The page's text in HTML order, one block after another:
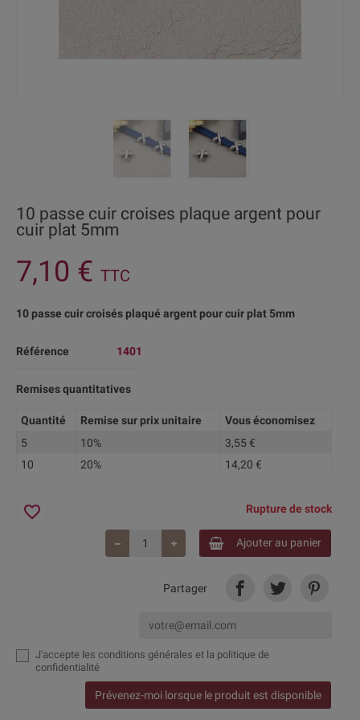
10 passe cuir croises plaque argent pour
cuir plat 5mm
7,10 € TTC
10 passe cuir croisés plaqué argent pour cuir plat 5mm
Référence 1401
Remises quantitatives
Quantité Remise sur prix unitaire
Vous économisez
5
10%
3,55 €
10
20% 14,20 €
Rupture de stock
Ajouter au panier
favorite_border
Partager
J'accepte les conditions générales et la politique de
confidentialité
Prévenez-moi lorsque le produit est disponible